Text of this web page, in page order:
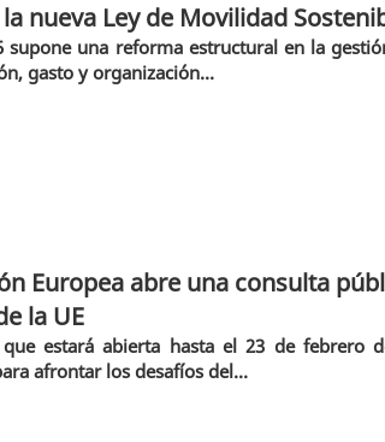
nueva Ley de Movilidad
supone una reforma estructural en la
gasto y organización...
Europea abre una consulta
la UE
estará abierta hasta el 23 de febrero
afrontar los desafíos del...